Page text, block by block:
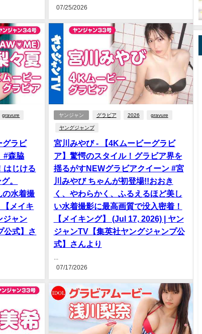
07/25/2026
gravure
グラビ
#森脇
はじける
。
の水着撮
メイキ
ジャン
公式】さ
ヤンジャン グラビア 2026 gravure
ヤングジャンプ
宮川みやび - 【4Kムービーグラビ
ア】驚愕のスタイル！グラビア界を
揺るがすNEWグラビアクイーン #宮
川みやび ちゃんが初登場!!おおき
く、やわらかく、ふるえるほど美し
い水着撮影に最高画質で没入密着！
【メイキング】 (Jul 17, 2026) | ヤン
ジャンTV【集英社ヤングジャンプ公
式】さんより
07/17/2026